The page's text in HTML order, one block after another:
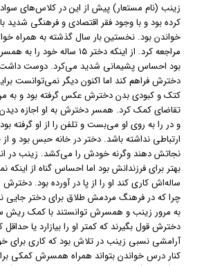
زینب (نام مستعار) پیش از این در کلاس‌های
کرده بود و با وجود فقر اقتصادی و فرهنگی شدید
خواندن بود. نخستین بار سال گذشته به همراه
مراجعه کرد. از اینکه دختر ۱۵
بود احساس پشیمانی شدید می‌کرد. دوست داشت
دخترش فراهم کند اما اکنون دیگر نمی‌توانست
کتک و کبودی بدن دخترش عکس گرفته بود و به
تقاضای کمک کرد. همسر دخترش به او اجازه دیدن
و در را به روی او می‌بست و تلفن را از او گرفته
ارتباطی نداشته باشد. دختر در خانه حبس بود و از
نجاتش دهند وگرنه خودش را می‌کشد. زینب در
ساله‌اش کاری کند او را از پا در آورده بود.
چرا که در فرهنگ مردمش طلاق برای دختر جایی
به مرور زینب و همسرش توانستند با کمک ریش
دخترش قول بگیرند که کمتر او را بیازارد یا
آرامشی نسبی زینب در تلاش بود که کاری برای
کنار درس خواندن بتواند همراه همسرش کمکی